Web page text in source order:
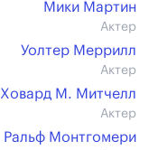
Мики Мартин
Актер
Уолтер Меррилл
Актер
Ховард М. Митчелл
Актер
Ральф Монтгомери